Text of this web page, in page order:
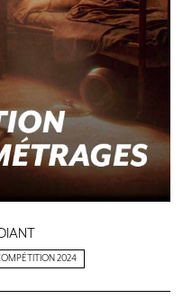
2024